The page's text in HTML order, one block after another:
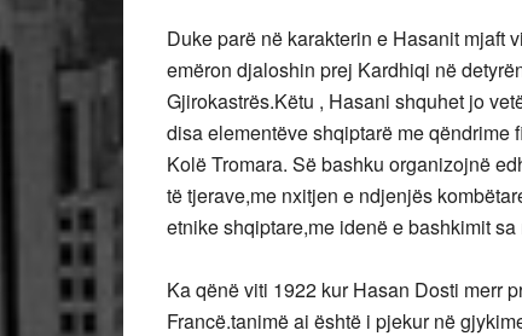
Duke parë në karakterin e Hasanit mjaft
emëron djaloshin prej Kardhiqi në
Gjirokastrës.Këtu , Hasani shquhet jo
disa elementëve shqiptarë me
Kolë Tromara. Së bashku organizojnë
të tjerave,me nxitjen e ndjenjës
etnike shqiptare,me idenë e bashkimit
Ka qënë viti 1922 kur Hasan Dosti merr
Francë.tanimë ai është i pjekur në